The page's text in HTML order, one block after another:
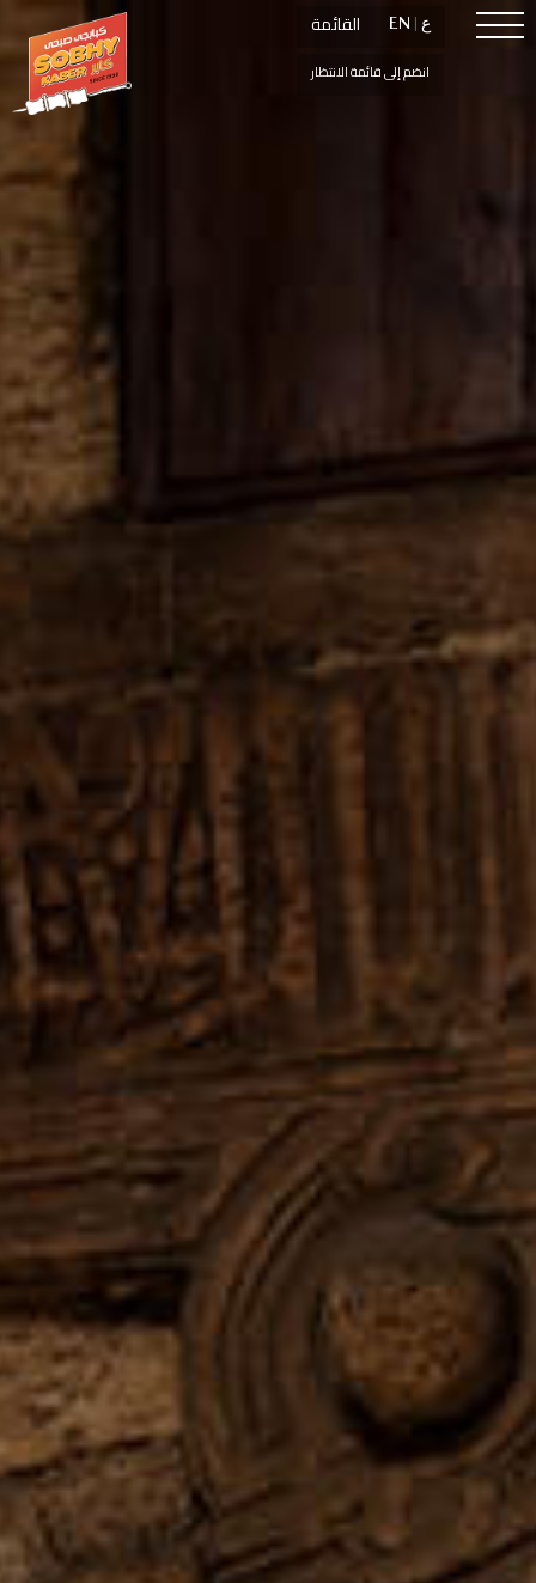
انضم إلى قائمة الانتظار
القائمة EN | ع
انضم إلى قائمة الانتظار
القائمة EN | ع